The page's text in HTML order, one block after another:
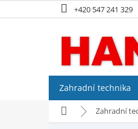
na
+420 547 241 329
Zahradní technika
Domů Zahradní